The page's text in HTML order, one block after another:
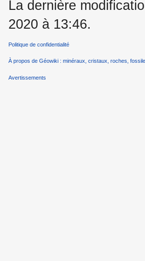
La dernière
2020 à 13:46.
Politique de confidentialité
À propos de Géowiki : minéraux, cristaux, roches,
Avertissements